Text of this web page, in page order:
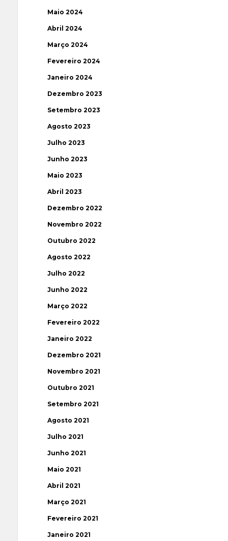
Maio 2024
Abril 2024
Março 2024
Fevereiro 2024
Janeiro 2024
Dezembro 2023
Setembro 2023
Agosto 2023
Julho 2023
Junho 2023
Maio 2023
Abril 2023
Dezembro 2022
Novembro 2022
Outubro 2022
Agosto 2022
Julho 2022
Junho 2022
Março 2022
Fevereiro 2022
Janeiro 2022
Dezembro 2021
Novembro 2021
Outubro 2021
Setembro 2021
Agosto 2021
Julho 2021
Junho 2021
Maio 2021
Abril 2021
Março 2021
Fevereiro 2021
Janeiro 2021